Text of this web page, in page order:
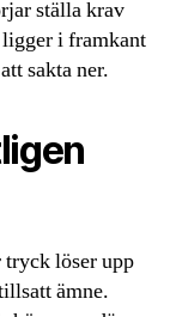
ställa krav
i framkant
sakta ner.
löser upp
ämne.